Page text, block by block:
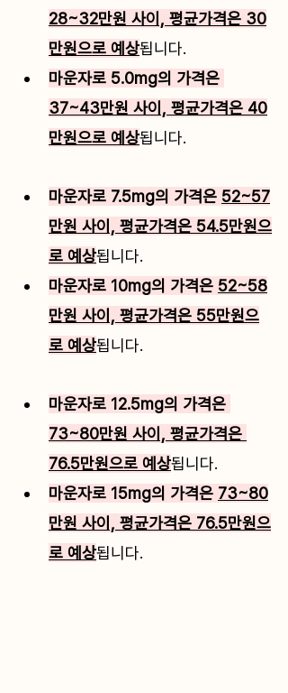
28~32만원 사이, 평균가격은 30
만원으로 예상됩니다.
마운자로 5.0mg의 가격은
37~43만원 사이, 평균가격은 40
만원으로 예상됩니다.
마운자로 7.5mg의 가격은 52~57
만원 사이, 평균가격은 54.5만원으
로 예상됩니다.
마운자로 10mg의 가격은 52~58
만원 사이, 평균가격은 55만원으
로 예상됩니다.
마운자로 12.5mg의 가격은
73~80만원 사이, 평균가격은
76.5만원으로 예상됩니다.
마운자로 15mg의 가격은 73~80
만원 사이, 평균가격은 76.5만원으
로 예상됩니다.